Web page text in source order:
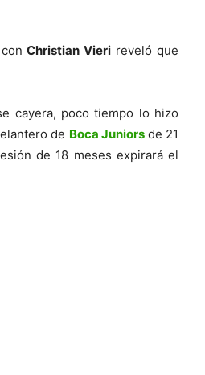
conChristian Vieri reveló que
cayera, poco tiempo lo hizo
de Boca Juniorsde 21
de 18 meses expirará el